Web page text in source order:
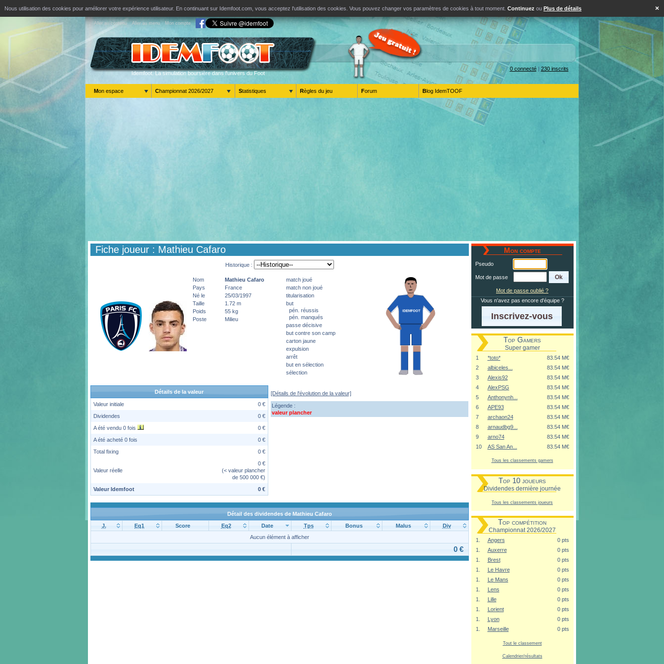
×
Nous utilisation des cookies pour améliorer votre expérience utilisateur. En continuant sur Idemfoot.com, vous acceptez l'utilisation des cookies. Vous pouvez changer vos paramètres de cookies à tout moment. Continuez ou Plus de détails
Aller au contenu Aller au menu Mon compte
Idemfoot. La simulation boursière dans l'univers du Foot
0 connecté| 230 inscrits
Mon espace Championnat 2026/2027 Statistiques Règles du jeu Forum Blog IdemTOOF
Fiche joueur : Mathieu Cafaro
Historique :
Nom Mathieu Cafaro
Pays
France
Né le
25/03/1997
Taille
1.72 m
Poids
55 kg
Poste
Milieu
match joué
match non joué
titularisation
but
pén. réussis
pén. manqués
passe décisive
but contre son camp
carton jaune
expulsion
arrêt
but en sélection
sélection
Détails de la valeur
Valeur initiale
0 €
Dividendes
0 €
A été vendu 0 fois
0 €
A été acheté 0 fois
0 €
Total fixing
0 €
Valeur réelle
0 €
(< valeur plancher
de 500 000 €)
Valeur Idemfoot
0 €
[Détails de l'évolution de la valeur]
Légende :
valeur plancher
Détail des dividendes de Mathieu Cafaro
J.
Eq1 Score Eq2 Date Tps Bonus Malus Div
0 €
Aucun élément à afficher
Mon compte
Pseudo
Mot de passe
Mot de passe oublié ?
Vous n'avez pas encore d'équipe ?
Inscrivez-vous
Top Gamers
Super gamer
1 *toto*
83.54 M€
2
albiceles...
83.54 M€
3
Alexis92
83.54 M€
4
AlexPSG
83.54 M€
5
Anthonynh...
83.54 M€
6
APE93
83.54 M€
7
archaon24
83.54 M€
8
arnaudbg9...
83.54 M€
9
arno74
83.54 M€
10
AS San An... 83.54 M€
Tous les classements gamers
Top 10 joueurs
Dividendes dernière journée
Tous les classements joueurs
Top compétition
Championnat 2026/2027
1. Angers
0 pts
1.
Auxerre
0 pts
1.
Brest
0 pts
1.
Le Havre
0 pts
1.
Le Mans
0 pts
1.
Lens
0 pts
1.
Lille
0 pts
1.
Lorient
0 pts
1.
Lyon
0 pts
1.
Marseille 0 pts
Tout le classement
Calendrier/résultats